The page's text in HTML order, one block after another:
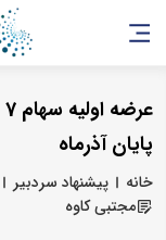
پایان آذرماه
خانه پیشنهاد سردبیر
مجتبی کاوه